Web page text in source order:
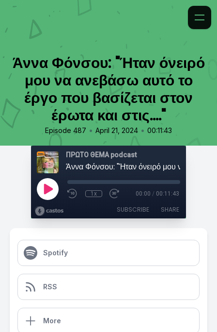
Άννα Φόνσου: "Ήταν όνειρό
μου να ανεβάσω αυτό το
έργο που βασίζεται στον
έρωτα και στις...."
Episode 487 • April 21, 2024 • 00:11:43
ΠΡΩΤΟ ΘΕΜΑ podcast
1x 00:00 / 00:11:43
SUBSCRIBE SHARE
Spotify
RSS
More